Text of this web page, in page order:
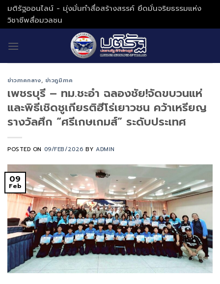
Skip
to
content
มติรัฐออนไลน์ - มุ่งมั่นทำสื่อสร้างสรรค์ ยึดมั่นจริยธรรมแห่ง
วิชาชีพสื่อมวลชน
ข่าวภาคกลาง, ข่าวภูมิภาค
เพชรบุรี – ทม.ชะอำ ฉลองชัย!จัดขบวนแห่
และพิธีเชิดชูเกียรติฮีโร่เยาวชน คว้าเหรียญ
รางวัลศึก “ศรีเกษเกมส์” ระดับประเทศ
POSTED ON 09/FEB/2026 BYADMIN
09
Feb